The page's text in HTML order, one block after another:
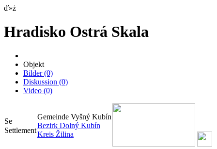
ď»ż
Hradisko Ostrá Skala
Objekt
Bilder(0)
Diskussion (0)
Video (0)
Settlement
Gemeinde Vyšný Kubín
Bezirk Dolný Kubín
Kreis Žilina